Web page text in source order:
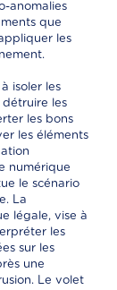
anomalies
que
les
isoler les
détruire les
les bons
les éléments
numérique
le scénario
La
légale, vise à
les
sur les
une
Le volet